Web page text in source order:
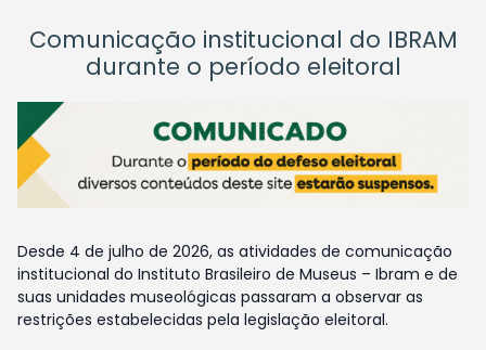
Comunicação institucional do IBRAM
durante o período eleitoral
Desde 4 de julho de 2026, as atividades de comunicação
institucional do Instituto Brasileiro de Museus – Ibram e de
suas unidades museológicas passaram a observar as
restrições estabelecidas pela legislação eleitoral.